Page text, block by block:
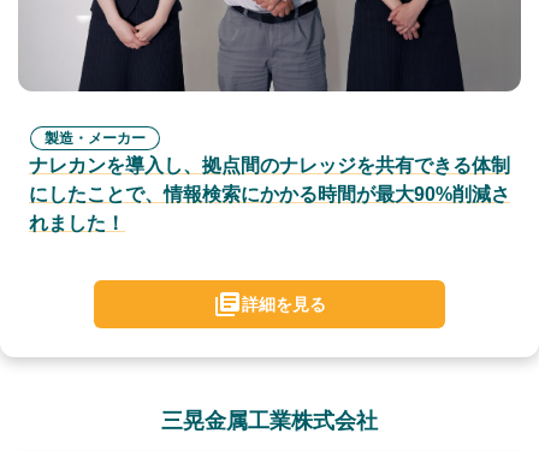
製造・メーカー
ナレカンを導入し、拠点間のナレッジを共有できる体制
にしたことで、情報検索にかかる時間が最大90%削減さ
れました！
詳細を見る
三晃金属工業株式会社